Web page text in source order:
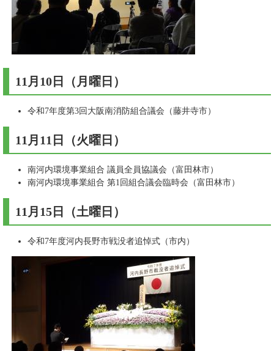
11月10日（月曜日）
令和7年度第3回大阪南消防組合議会（藤井寺市）
11月11日（火曜日）
南河内環境事業組合 議員全員協議会（富田林市）
南河内環境事業組合 第1回組合議会臨時会（富田林市）
11月15日（土曜日）
令和7年度河内長野市戦没者追悼式（市内）